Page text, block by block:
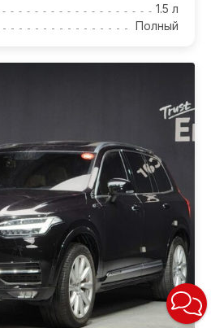
1.5 л
Полный